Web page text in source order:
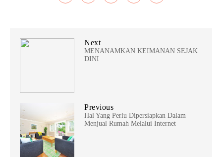
Next
MENANAMKAN KEIMANAN SEJAK
DINI
Previous
Hal Yang Perlu Dipersiapkan Dalam
Menjual Rumah Melalui Internet